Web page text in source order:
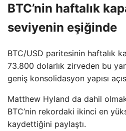
BTC’nin haftalık
seviyenin eşiğinde
BTC/USD paritesinin haftalık
73.800 dolarlık zirveden bu
geniş konsolidasyon yapısı
Matthew Hyland da dahil
BTC’nin rekordaki ikinci en
kaydettiğini paylaştı.